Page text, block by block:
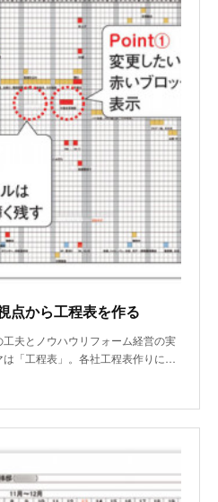
点から工程表を作る
夫とノウハウリフォーム経営の実
「工程表」。各社工程表作りに…